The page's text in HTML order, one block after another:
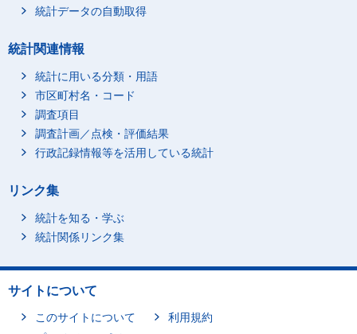
統計データの自動取得
統計関連情報
統計に用いる分類・用語
市区町村名・コード
調査項目
調査計画／点検・評価結果
行政記録情報等を活用している統計
リンク集
統計を知る・学ぶ
統計関係リンク集
サイトについて
このサイトについて
利用規約